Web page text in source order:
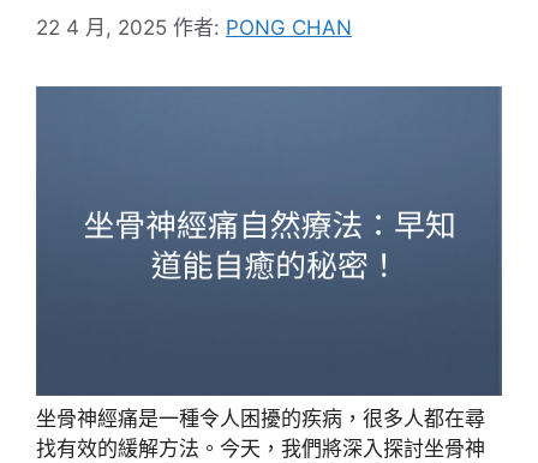
22 4 月, 2025 作者: PONG CHAN
坐骨神經痛是一種令人困擾的疾病，很多人都在尋
找有效的緩解方法。今天，我們將深入探討坐骨神